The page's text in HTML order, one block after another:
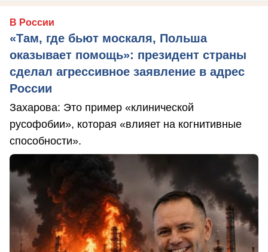
В России
«Там, где бьют москаля, Польша
оказывает помощь»: президент страны
сделал агрессивное заявление в адрес
России
Захарова: Это пример «клинической
русофобии», которая «влияет на когнитивные
способности».